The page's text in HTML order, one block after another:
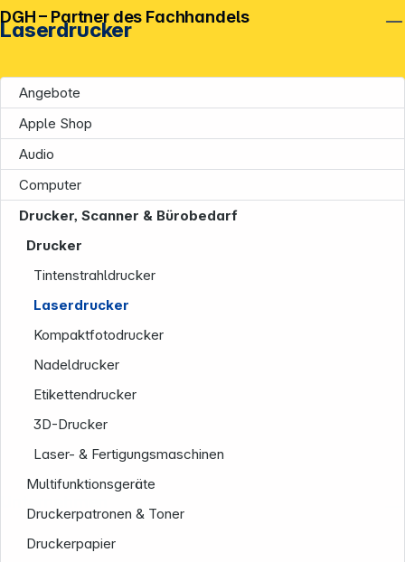
Laserdrucker
Angebote
Apple Shop
Audio
Computer
Drucker, Scanner & Bürobedarf
Drucker
Tintenstrahldrucker
Laserdrucker
Kompaktfotodrucker
Nadeldrucker
Etikettendrucker
3D-Drucker
Laser- & Fertigungsmaschinen
Multifunktionsgeräte
Druckerpatronen & Toner
Druckerpapier
DGH – Partner des Fachhandels